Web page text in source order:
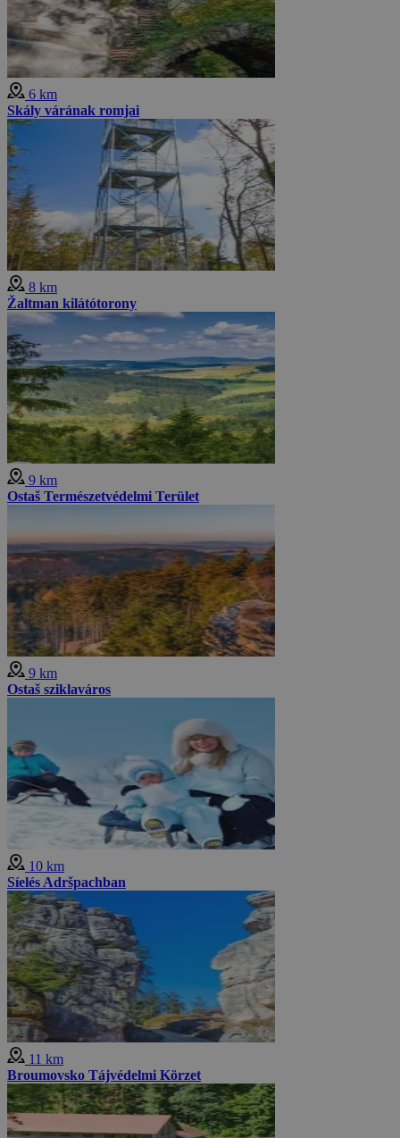
6 km
Skály várának romjai
8 km
Žaltman kilátótorony
9 km
Ostaš Természetvédelmi Terület
9 km
Ostaš sziklaváros
10 km
Síelés Adršpachban
11 km
Broumovsko Tájvédelmi Körzet